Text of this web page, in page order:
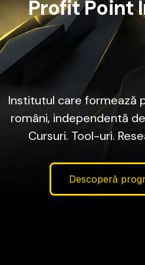
ProfitPointI
Institutul care formează
români, independentă de
Cursuri. Tool-uri.
Descoperă